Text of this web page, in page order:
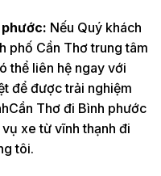
Nếu Quý khách
phố Cần Thơ trung tâm
thể liên hệ ngay với
để được trải nghiệm
Thơ đi Bình phước
xe từ vĩnh thạnh đi
tôi.